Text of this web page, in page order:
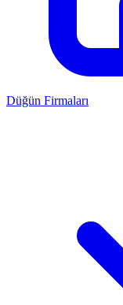
Düğün Firmaları